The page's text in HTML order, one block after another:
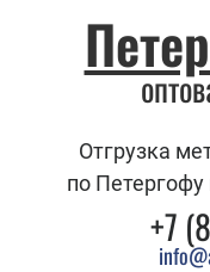
Отгрузка
по Петергофу
+7